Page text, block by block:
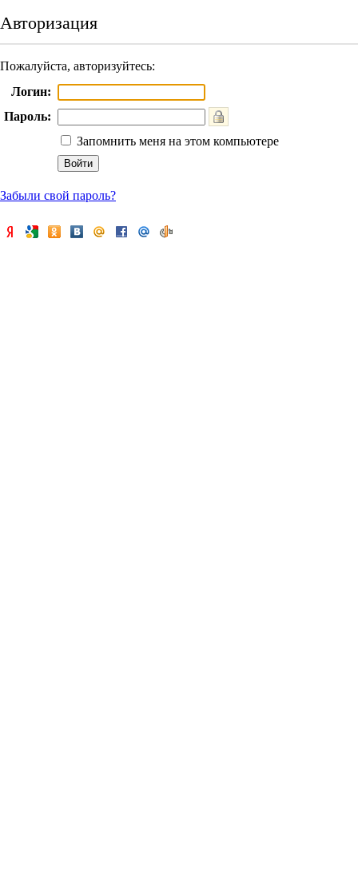
Авторизация
Пожалуйста, авторизуйтесь:
Логин:
Пароль:
Запомнить меня на этом компьютере
Забыли свой пароль?